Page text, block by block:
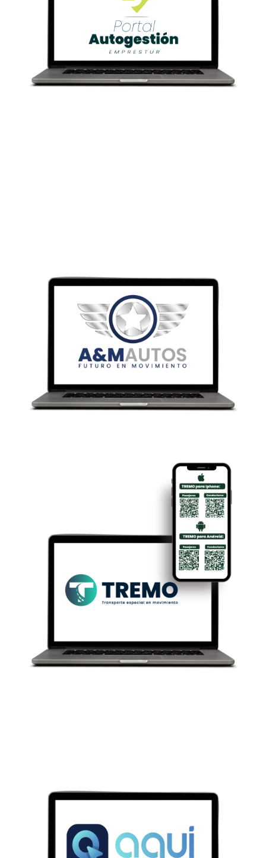
SERVICIOS
ZONA FRANCA DE TRANSPORTE